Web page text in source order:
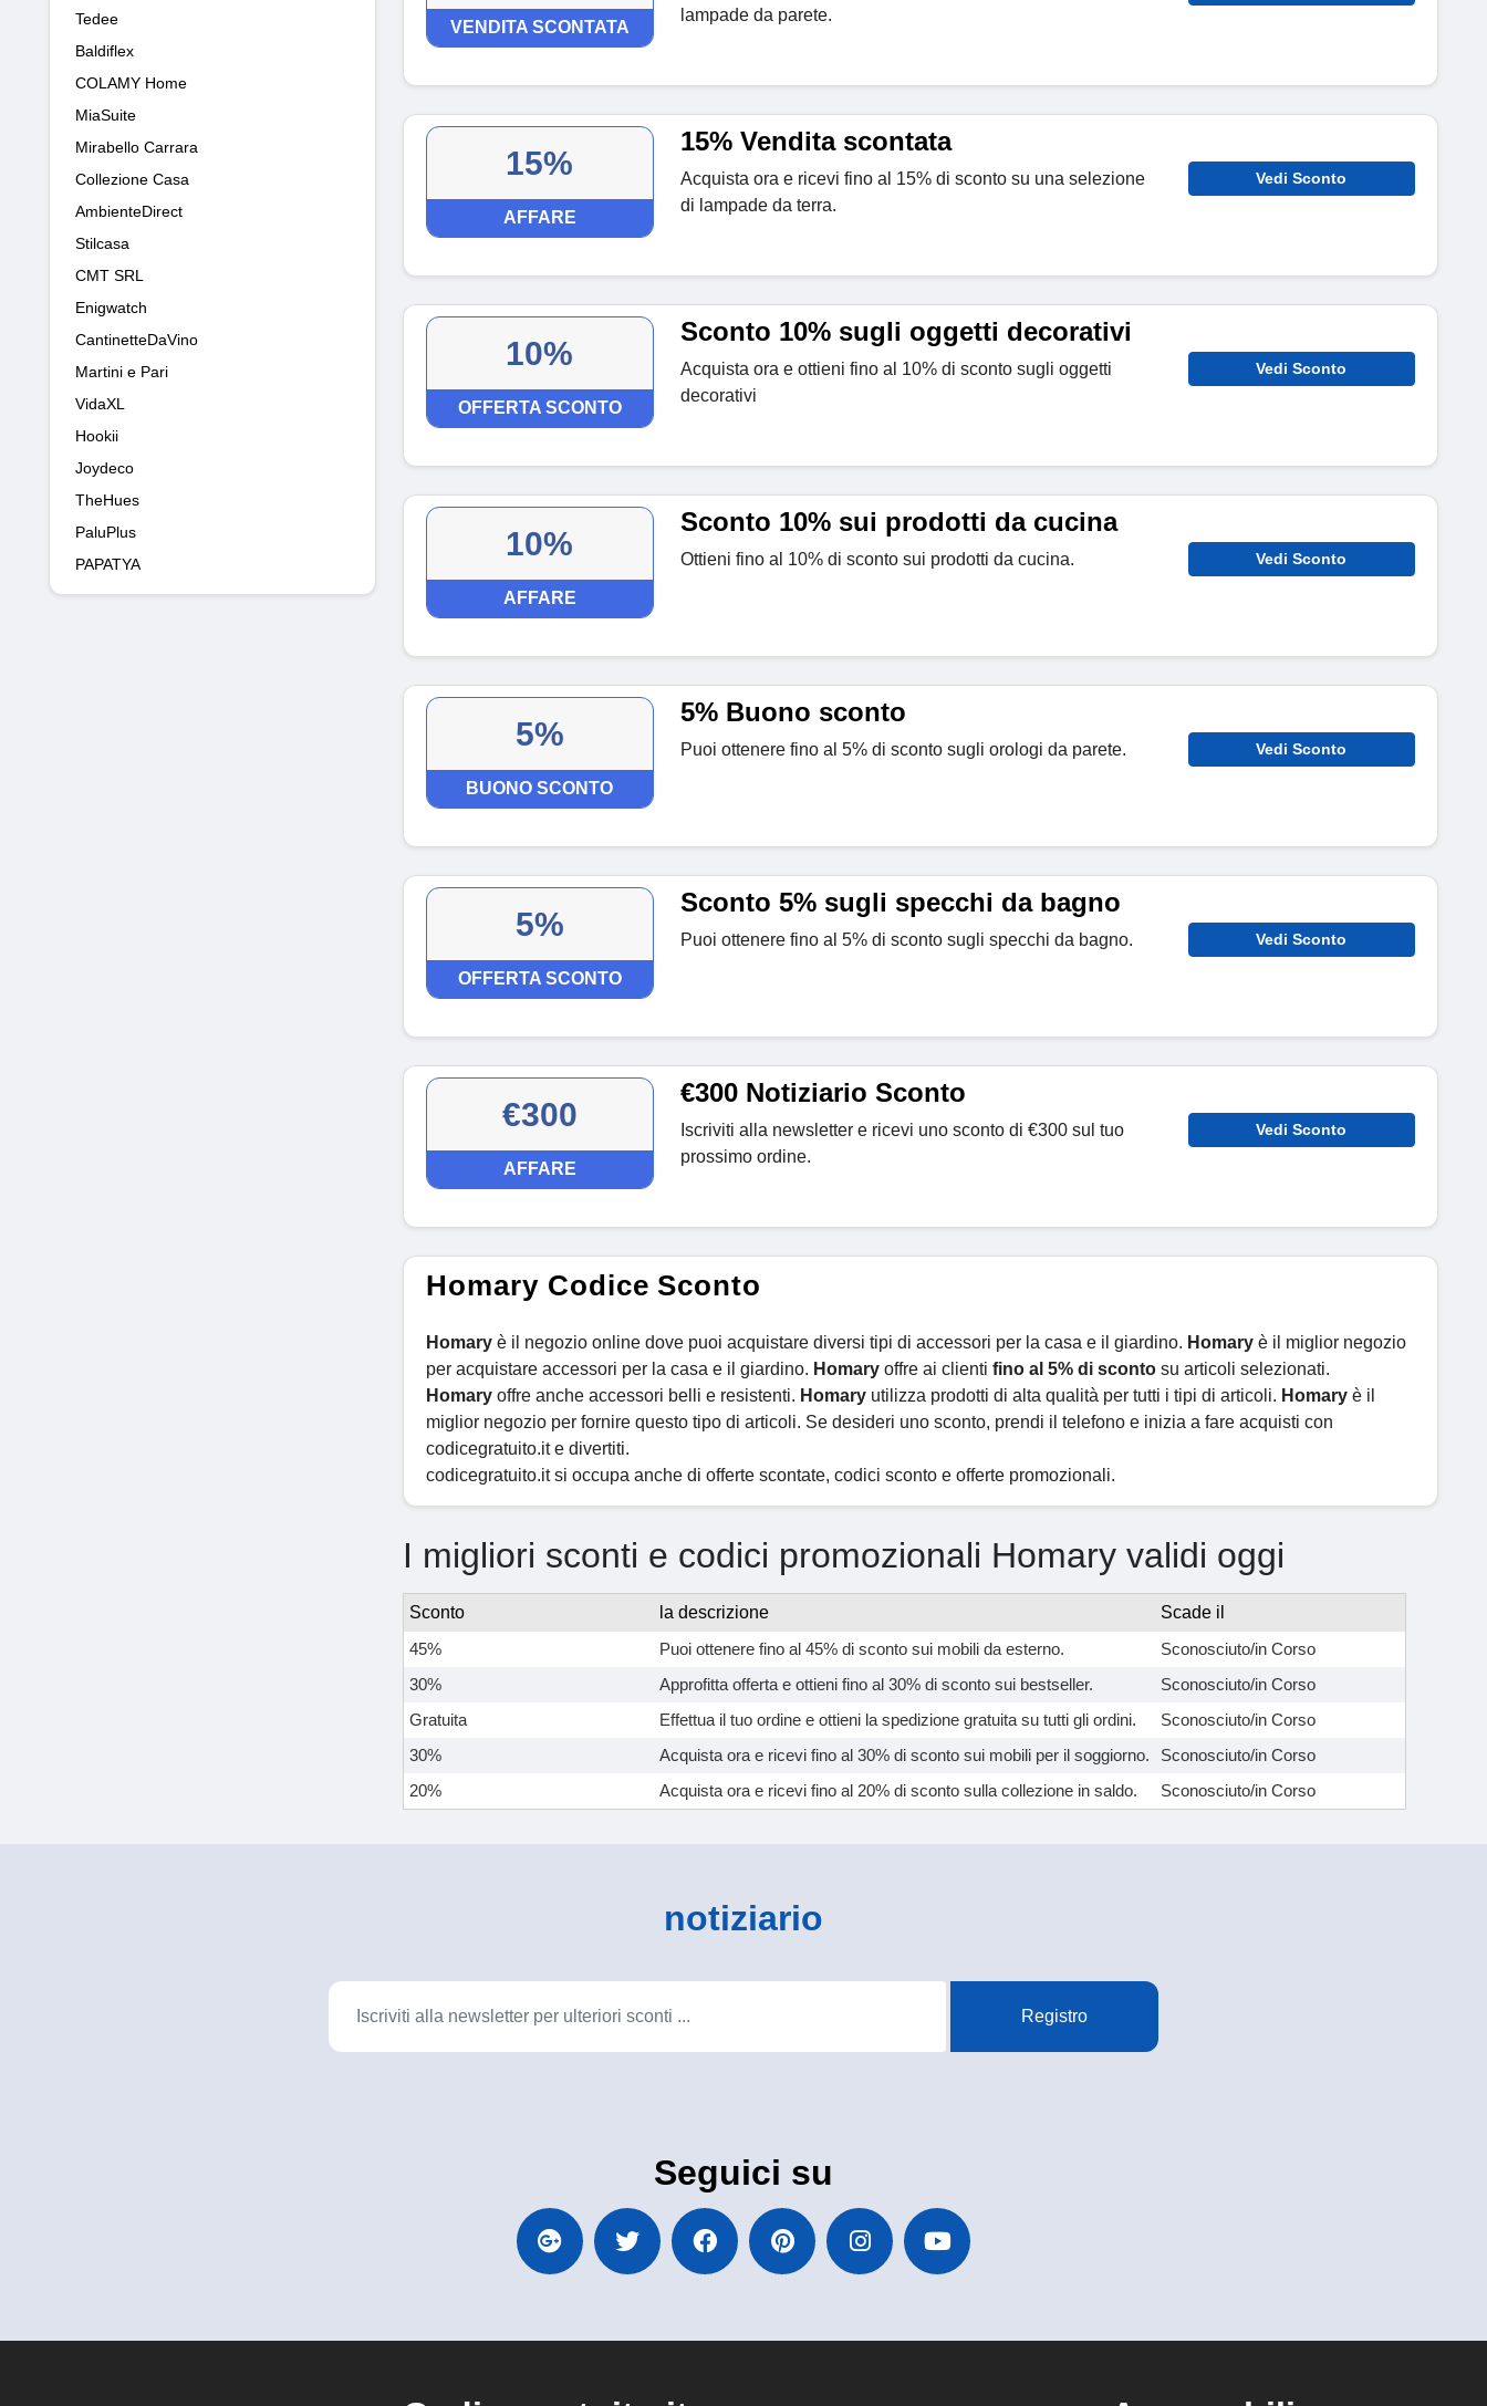
Tedee
Baldiflex
COLAMY Home
MiaSuite
Mirabello Carrara
Collezione Casa
AmbienteDirect
Stilcasa
CMT SRL
Enigwatch
CantinetteDaVino
Martini e Pari
VidaXL
Hookii
Joydeco
TheHues
PaluPlus
PAPATYA
VENDITA SCONTATA
lampade da parete.
15%
AFFARE
15% Vendita scontata
Acquista ora e ricevi fino al 15% di sconto su una selezione
di lampade da terra.
Vedi Sconto
10%
OFFERTA SCONTO
Sconto 10% sugli oggetti decorativi
Acquista ora e ottieni fino al 10% di sconto sugli oggetti
decorativi
Vedi Sconto
10%
AFFARE
Sconto 10% sui prodotti da cucina
Ottieni fino al 10% di sconto sui prodotti da cucina. Vedi Sconto
5%
BUONO SCONTO
5% Buono sconto
Puoi ottenere fino al 5% di sconto sugli orologi da parete. Vedi Sconto
5%
OFFERTA SCONTO
Sconto 5% sugli specchi da bagno
Puoi ottenere fino al 5% di sconto sugli specchi da bagno. Vedi Sconto
€300
AFFARE
€300 Notiziario Sconto
Iscriviti alla newsletter e ricevi uno sconto di €300 sul tuo
prossimo ordine.
Vedi Sconto
Homary Codice Sconto
Homary è il negozio online dove puoi acquistare diversi tipi di accessori per la casa e il giardino. Homary è il miglior negozio
per acquistare accessori per la casa e il giardino. Homary offre ai clienti fino al 5% di sconto su articoli selezionati.
Homary offre anche accessori belli e resistenti. Homary utilizza prodotti di alta qualità per tutti i tipi di articoli. Homary è il
miglior negozio per fornire questo tipo di articoli. Se desideri uno sconto, prendi il telefono e inizia a fare acquisti con
codicegratuito.it e divertiti.
codicegratuito.it si occupa anche di offerte scontate, codici sconto e offerte promozionali.
I migliori sconti e codici promozionali Homary validi oggi
Sconto la descrizione
Scade il
45%
Puoi ottenere fino al 45% di sconto sui mobili da esterno.
Sconosciuto/in Corso
30%
Approfitta offerta e ottieni fino al 30% di sconto sui bestseller.
Sconosciuto/in Corso
Gratuita
Effettua il tuo ordine e ottieni la spedizione gratuita su tutti gli ordini.
Sconosciuto/in Corso
30%
Acquista ora e ricevi fino al 30% di sconto sui mobili per il soggiorno.
Sconosciuto/in Corso
20%
Acquista ora e ricevi fino al 20% di sconto sulla collezione in saldo. Sconosciuto/in Corso
notiziario
Registro
Seguici su